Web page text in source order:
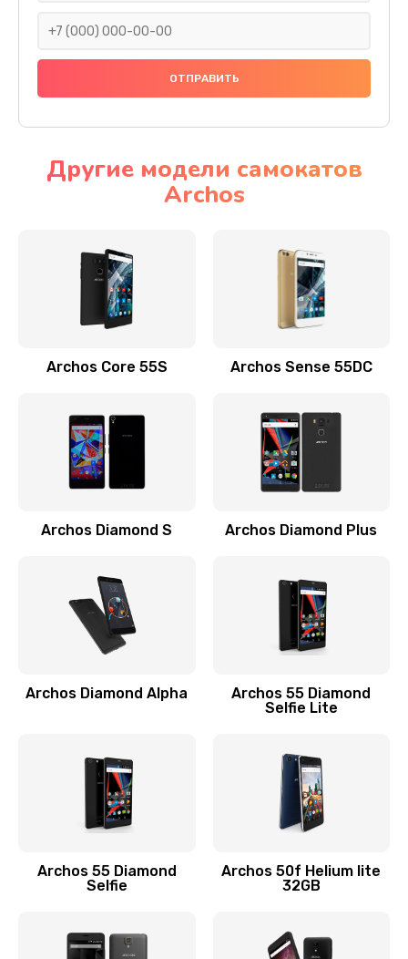
Другие модели самокатов
Archos
Archos Core 55S Archos Sense 55DC
Archos Diamond S Archos Diamond Plus
Archos Diamond Alpha
Archos 55 Diamond
Selfie Lite
Archos 55 Diamond
Selfie
Archos 50f Helium lite
32GB